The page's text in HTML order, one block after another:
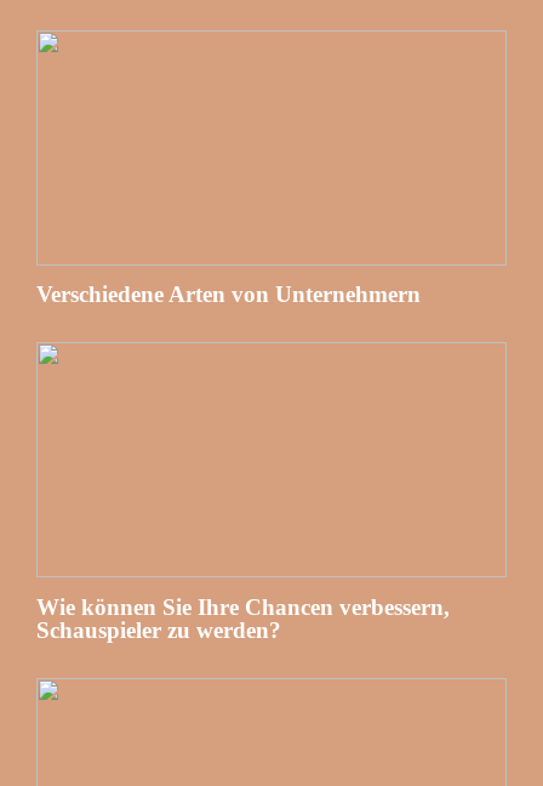
Verschiedene Arten von Unternehmern
Wie können Sie Ihre Chancen verbessern,
Schauspieler zu werden?